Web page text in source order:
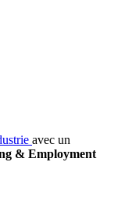
avec un
& Employment